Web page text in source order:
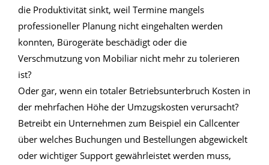
die Produktivität sinkt, weil Termine mangels
professioneller Planung nicht eingehalten werden
konnten, Bürogeräte beschädigt oder die
Verschmutzung von Mobiliar nicht mehr zu tolerieren
ist?
Oder gar, wenn ein totaler Betriebsunterbruch Kosten in
der mehrfachen Höhe der Umzugskosten verursacht?
Betreibt ein Unternehmen zum Beispiel ein Callcenter
über welches Buchungen und Bestellungen abgewickelt
oder wichtiger Support gewährleistet werden muss,